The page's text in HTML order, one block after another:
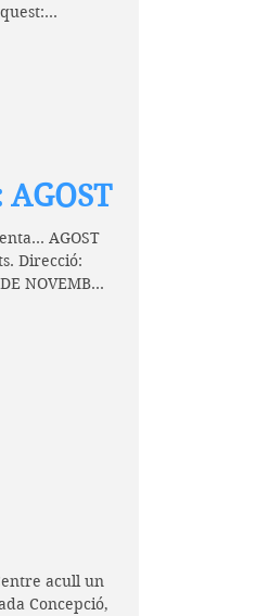
AGOST
Direcció:
NOVEMBRE
acull un
Concepció,